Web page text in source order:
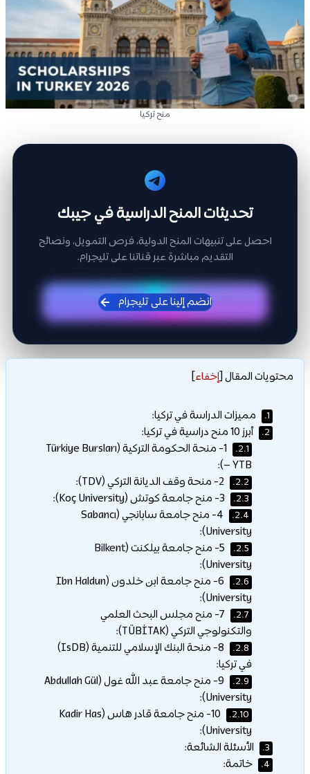
منح تركيا
تحديثات المنح الدراسية في جيبك
احصل على تنبيهات المنح الدولية، فرص التمويل، ونصائح
التقديم مباشرة عبر قناتنا على تليجرام.
انضم إلينا على تليجرام
محتويات المقال[إخفاء]
1. مميزات الدراسة في تركيا:
2. أبرز 10 منح دراسية في تركيا:
2.1.
1- منحة الحكومة التركية (Türkiye Bursları
– YTB):
2.2.
2.3.
2.4.
4- منح جامعة سابانجي (Sabancı
University):
2.5.
5- منح جامعة بيلكنت (Bilkent
University):
2.6.
6- منح جامعة ابن خلدون (Ibn Haldun
University):
2.7.
7- منح مجلس البحث العلمي
والتكنولوجي التركي (TÜBİTAK):
2.8.
8- منحة البنك الإسلامي للتنمية (IsDB)
في تركيا:
2.9.
9- منح جامعة عبد الله غول (Abdullah Gül
University):
2.10.
10- منح جامعة قادر هاس (Kadir Has
University):
3. الأسئلة الشائعة:
4. خاتمة: